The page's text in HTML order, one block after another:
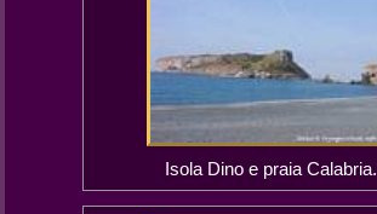
Isola Dino e praia Calabria.